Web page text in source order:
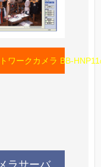
ワークカメラ BB-